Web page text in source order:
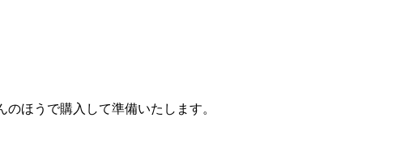
ほうで購入して準備いたします。